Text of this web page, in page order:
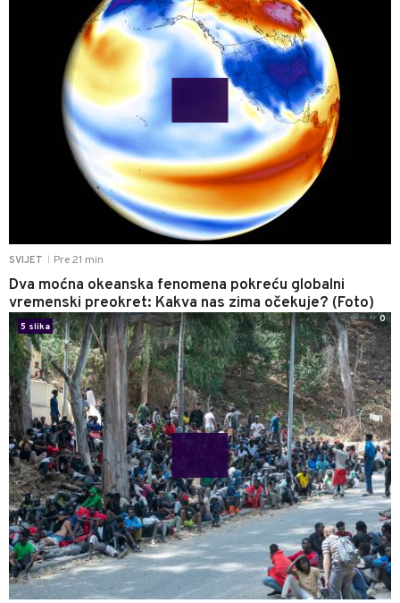
SVIJET Pre 21 min
Dva moćna okeanska fenomena pokreću globalni
vremenski preokret: Kakva nas zima očekuje? (Foto)
5 slika
0